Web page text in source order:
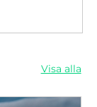
Visa alla